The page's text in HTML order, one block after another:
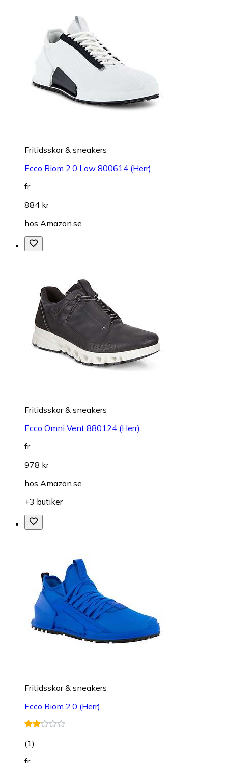
Fritidsskor & sneakers
Ecco Biom 2.0 Low 800614 (Herr)
fr.
884 kr
hos Amazon.se
Fritidsskor & sneakers
Ecco Omni Vent 880124 (Herr)
fr.
978 kr
hos Amazon.se
+3 butiker
Fritidsskor & sneakers
Ecco Biom 2.0 (Herr)
(1)